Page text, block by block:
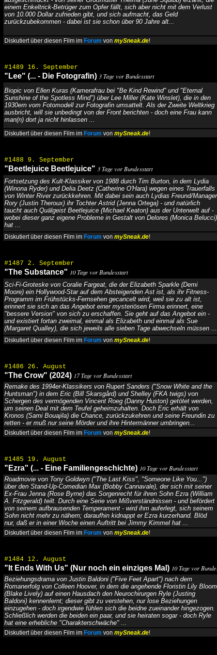
einem Enkeltrick-Betrüger zum Opfer fällt, sich aber nicht mit dem Verlust
von 10.000 Dollar zufrieden gibt, und sich aufmacht, das Geld
zurückzubekommen - dabei ist sie schon über 90 Jahre alt...
Diskutiert über diesen Film im Forum von mySneak.de!
#1489 16. September
"Lee" (... - Die Fotografin) 3 Tage vor Bundesstart
Biopic von Ellen Kuras (Kamerafrau bei "Be Kind Rewind" und "Eternal
Sunshine of the Spotless Mind") über Lee Miller (Kate Winslet), die in den
1930ern vom Fotomodell zur Fotografin umsattelt. Als der Zweite Weltkrieg
ausbricht, will sie unbedingt von der Front berichten - doch eine Frau kann
man(n) dort ja nicht hinlassen ...
Diskutiert über diesen Film im Forum von mySneak.de!
#1488 9. September
"Beetlejuice Beetlejuice" 3 Tage vor Bundesstart
Fortsetzung des Kult-Klassiker von 1988 durch Tim Burton, in dem Lydia
(Winona Ryder) und Delia Deetz (Catherine O'Hara) wegen eines Trauerfalls
von Winter River zurückkehren. Mit dabei sein auch Lydias Freund/Manager
Rory (Justin Theroux) ihr Tochter Astrid (Jenna Ortega) - und natürlich
taucht auch Quälgeist Beetlejuice (Michael Keaton) aus der Unterwelt auf -
wobei dieser ganz eigene Probleme in Gestalt von Delores (Monica Belucci)
hat ...
Diskutiert über diesen Film im Forum von mySneak.de!
#1487 2. September
"The Substance" 10 Tage vor Bundesstart
Sci-Fi-Groteske von Coralie Fargeat, die der Elizabeth Sparkle (Demi
Moore) ein Hollywood-Star auf dem Absteigenden Ast ist, als ihr Fitness-
Programm im Frühstücks-Fernsehen gecancelt wird, weil sie zu alt ist,
erinnert sie sich an das Angebot einer mysteriösen Firma erinnert, eine
"bessere Version" von sich zu erschaffen. Sie geht auf das Angebot ein -
und existiert fortan zweimal, einmal als Elizabeth und einmal als Sue
(Margaret Qualley), die sich jeweils alle sieben Tage abwechseln müssen ...
Diskutiert über diesen Film im Forum von mySneak.de!
#1486 26. August
"The Crow" (2024) 17 Tage vor Bundesstart
Remake des 1994er-Klassikers von Rupert Sanders ("Snow White and the
Huntsman") in dem Eric (Bill Skarsgård) und Shelley (FKA twigs) von
Schergen des vermögenden Vincent Roeg (Danny Huston) getötet werden,
um seinen Deal mit dem Teufel geheimzuhalten. Doch Eric erhält von
Kronos (Sami Bouajila) die Chance, zurückzukehren und seine Freundin zu
retten - er muß nur seine Mörder und ihre Hintermänner umbringen...
Diskutiert über diesen Film im Forum von mySneak.de!
#1485 19. August
"Ezra" (... - Eine Familiengeschichte) 10 Tage vor Bundesstart
Roadmovie von Tony Goldwyn ("The Last Kiss", "Someone Like You...")
über den Stand-Up-Comedian Max (Bobby Cannavale), der sich mit seiner
Ex-Frau Jenna (Rose Byrne) das Sorgenrecht für ihren Sohn Ezra (William
A. Fitzgerald) teilt. Durch eine Serie von Mißverständnissen - und befördert
von seinem aufbrausenden Temperament - wird ihm auferlegt, sich seinem
Sohn nicht mehr zu nähern; daraufhin kidnappt er Ezra kurzerhand. Blöd
nur, daß er in einer Woche einen Auftritt bei Jimmy Kimmel hat ...
Diskutiert über diesen Film im Forum von mySneak.de!
#1484 12. August
"It Ends With Us" (Nur noch ein einziges Mal) 10 Tage vor
Beziehungsdrama von Justin Baldoni ("Five Feet Apart") nach dem
Romanerfolg von Colleen Hoover, in dem die angehende Floristin Lily Bloom
(Blake Lively) auf einen Hausdach den Neurochirurgen Ryle (Justing
Baldoni) kennenlernt; dieser gibt zu verstehen, nur lose Beziehungen
einzugehen - doch irgendwie fühlen sich die beidne zueinander hingezogen.
Schließlich werden die beiden ein paar, und sie heiraten sogar - doch Ryle
hat eine erhebliche "Charakterschwäche" ...
Diskutiert über diesen Film im Forum von mySneak.de!